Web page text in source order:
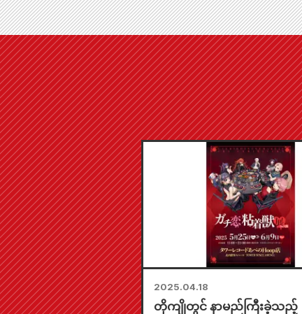
2025.04.18
တိုကျိုတွင် နာမည်ကြီးခဲ့သည့်